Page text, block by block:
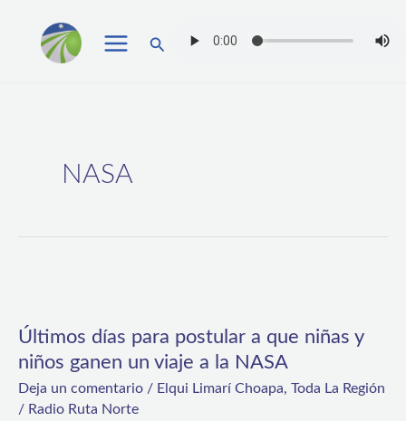
Buscar
NASA
Últimos días para postular a que niñas y
niños ganen un viaje a la NASA
Deja un comentario / Elqui Limarí Choapa, Toda La Región
/ Radio Ruta Norte
para
a